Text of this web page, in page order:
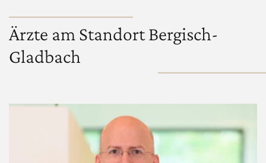
Ärzte am Standort Bergisch-
Gladbach